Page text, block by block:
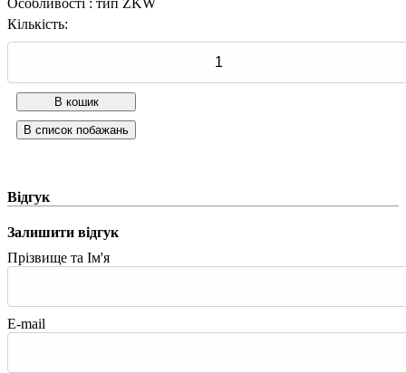
Особливості : тип ZKW
Кількість:
Відгук
Залишити відгук
Прізвище та Ім'я
E-mail